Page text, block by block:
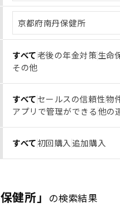
すべて老後の年金対策生命
その他
すべてセールスの信頼性物
アプリで管理ができる 他の
すべて初回購入 追加購入
健所」 の検索結果